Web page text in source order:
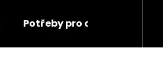
Potřeby pro domácnost